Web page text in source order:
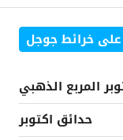
على خرائط جوجل
المربع الذهبي
حدائق اكتوبر